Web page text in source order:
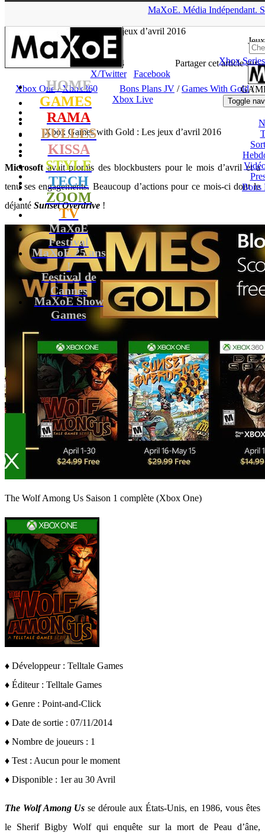
MaXoE. Média Indépendant.
HOME
GAMES
RAMA
BULLES
KISSA
STYLE
TECH
ZOOM
TV
MaXoE
Festival
MaXoE 25 ans
!
Festival de
Cannes
MaXoE Show
Games
Jeux
Xbox
Toggle
Bons
Gold : Les jeux d’avril 2016
- 31.03.16, 11:34
Partager cet article sur
X/Twitter
Facebook
Xbox One/Xbox360 Bons Plans JV /Games With Gold/
Xbox Live
Xbox Games with Gold : Les jeux d’avril 2016
Microsoft avait promis des blockbusters pour le mois d’avril et a
tenu ses engagements. Beaucoup d’actions pour ce mois-ci dont le
déjanté Sunset Overdrive !
The Wolf Among Us Saison 1 complète (Xbox One)
♦ Développeur : Telltale Games
♦ Éditeur : Telltale Games
♦ Genre : Point-and-Click
♦ Date de sortie : 07/11/2014
♦ Nombre de joueurs : 1
♦ Test : Aucun pour le moment
♦ Disponible : 1er au 30 Avril
The Wolf Among Us se déroule aux États-Unis, en 1986, vous êtes
le Sherif Bigby Wolf qui enquête sur la mort de Peau d’âne,